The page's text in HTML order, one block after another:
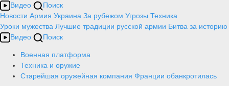
Видео
Поиск
Новости Армия Украина За рубежом Угрозы Техника
Уроки мужества Лучшие традиции русской армии Битва за историю
Видео
Поиск
Военная платформа
Техника и оружие
Старейшая оружейная компания Франции обанкротилась